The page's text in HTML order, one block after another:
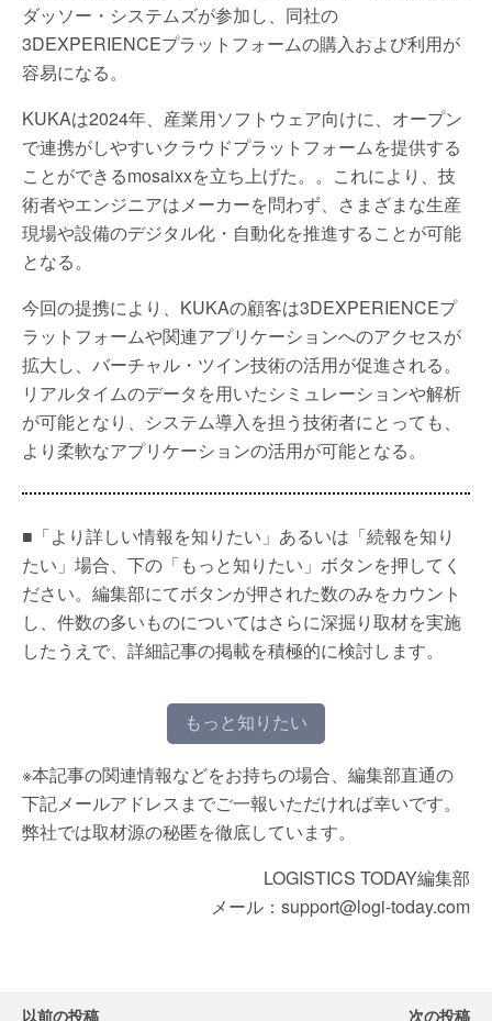
ダッソー・システムズが参加し、同社の
3DEXPERIENCEプラットフォームの購入および利用が
容易になる。
KUKAは2024年、産業用ソフトウェア向けに、オープン
で連携がしやすいクラウドプラットフォームを提供する
ことができるmosaixxを立ち上げた。。これにより、技
術者やエンジニアはメーカーを問わず、さまざまな生産
現場や設備のデジタル化・自動化を推進することが可能
となる。
今回の提携により、KUKAの顧客は3DEXPERIENCEプ
ラットフォームや関連アプリケーションへのアクセスが
拡大し、バーチャル・ツイン技術の活用が促進される。
リアルタイムのデータを用いたシミュレーションや解析
が可能となり、システム導入を担う技術者にとっても、
より柔軟なアプリケーションの活用が可能となる。
■「より詳しい情報を知りたい」あるいは「続報を知り
たい」場合、下の「もっと知りたい」ボタンを押してく
ださい。編集部にてボタンが押された数のみをカウント
し、件数の多いものについてはさらに深掘り取材を実施
したうえで、詳細記事の掲載を積極的に検討します。
もっと知りたい
※本記事の関連情報などをお持ちの場合、編集部直通の
下記メールアドレスまでご一報いただければ幸いです。
弊社では取材源の秘匿を徹底しています。
LOGISTICS TODAY編集部
メール：support@logi-today.com
以前の投稿 次の投稿